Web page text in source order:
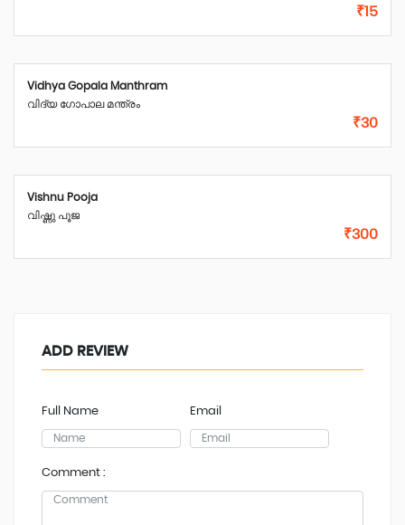
₹15
Vidhya Gopala Manthram
വിദ്യ ഗോപാല മന്ത്രം
₹30
Vishnu Pooja
വിഷ്ണു പൂജ
₹300
ADD REVIEW
Full Name Email
Comment :